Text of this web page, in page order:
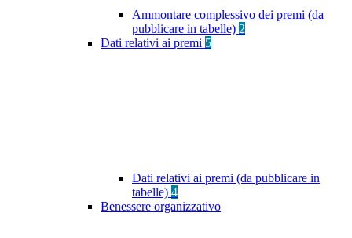
Ammontare complessivo dei premi (da
pubblicare in tabelle) 2
Dati relativi ai premi 5
Dati relativi ai premi (da pubblicare in
tabelle) 4
Benessere organizzativo